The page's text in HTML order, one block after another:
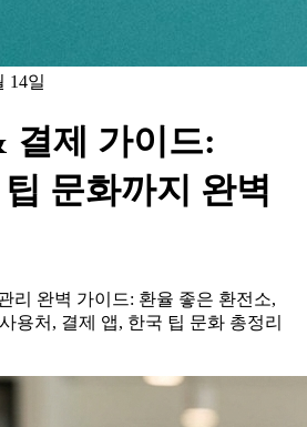
14일
결제 가이드:
문화까지 완벽
리 완벽 가이드: 환율 좋은 환전소,
용처, 결제 앱, 한국 팁 문화 총정리